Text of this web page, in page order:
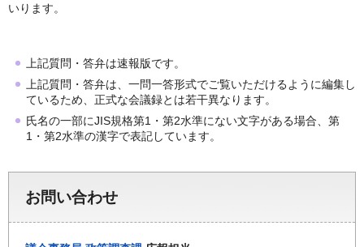
いります。
上記質問・答弁は速報版です。
上記質問・答弁は、一問一答形式でご覧いただけるように編集し
ているため、正式な会議録とは若干異なります。
氏名の一部にJIS規格第1・第2水準にない文字がある場合、第
1・第2水準の漢字で表記しています。
お問い合わせ